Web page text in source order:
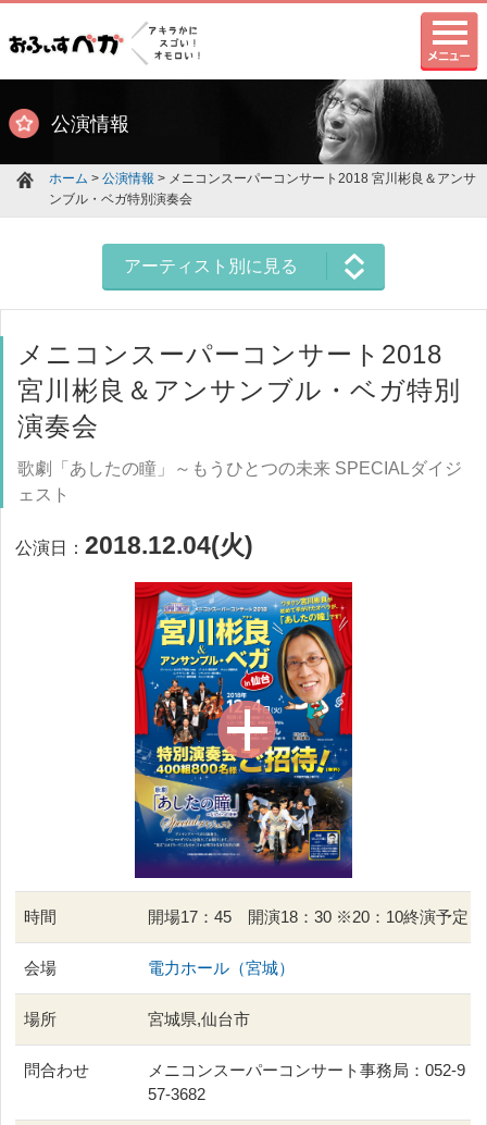
公演情報
ホーム > 公演情報 > メニコンスーパーコンサート2018 宮川彬良＆アンサ
ンブル・ベガ特別演奏会
アーティスト別に見る
メニコンスーパーコンサート2018
宮川彬良＆アンサンブル・ベガ特別
演奏会
歌劇「あしたの瞳」～もうひとつの未来 SPECIALダイジ
ェスト
公演日：2018.12.04(火)
時間 開場17：45 開演18：30 ※20：10終演予定
会場 電力ホール（宮城）
場所 宮城県,仙台市
問合わせ
メニコンスーパーコンサート事務局：052-9
57-3682